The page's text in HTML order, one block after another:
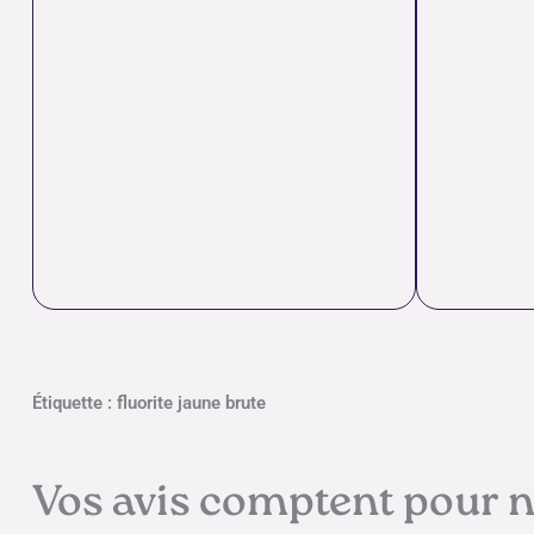
Étiquette : fluorite jaune brute
Vos avis comptent pour